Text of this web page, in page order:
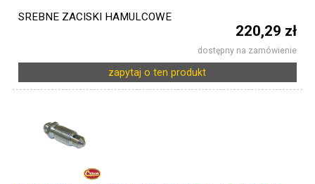
SREBNE ZACISKI HAMULCOWE
220,29 zł
dostępny na zamówienie
zapytaj o ten produkt